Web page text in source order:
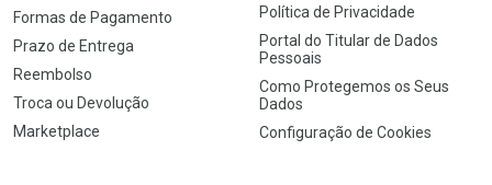
Formas de Pagamento
Prazo de Entrega
Reembolso
Troca ou Devolução
Marketplace
Política de Privacidade
Portal do Titular de Dados
Pessoais
Como Protegemos os Seus
Dados
Configuração de Cookies